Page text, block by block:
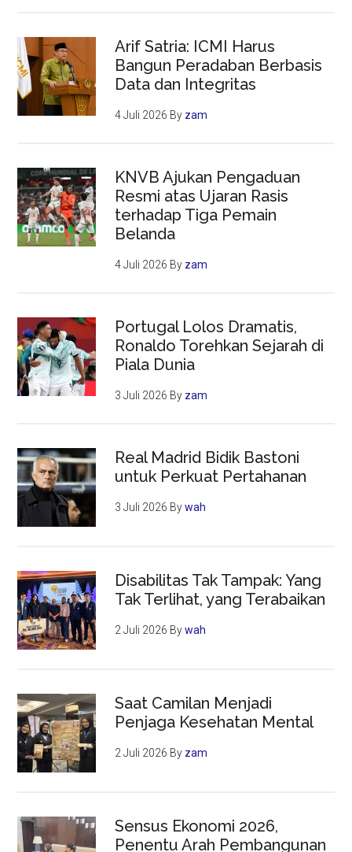
Arif Satria: ICMI Harus
Bangun Peradaban Berbasis
Data dan Integritas
4 Juli 2026 By zam
KNVB Ajukan Pengaduan
Resmi atas Ujaran Rasis
terhadap Tiga Pemain
Belanda
4 Juli 2026 By zam
Portugal Lolos Dramatis,
Ronaldo Torehkan Sejarah di
Piala Dunia
3 Juli 2026 By zam
Real Madrid Bidik Bastoni
untuk Perkuat Pertahanan
3 Juli 2026 Bywah
Disabilitas Tak Tampak: Yang
Tak Terlihat, yang Terabaikan
2 Juli 2026 Bywah
Saat Camilan Menjadi
Penjaga Kesehatan Mental
2 Juli 2026 By zam
Sensus Ekonomi 2026,
Penentu Arah Pembangunan